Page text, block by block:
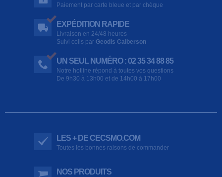
Paiement par carte bleue et par chèque
EXPÉDITION RAPIDE
Livraison en 24/48 heures
Suivi colis par Geodis Calberson
UN SEUL NUMÉRO : 02 35 34 88 85
Notre hotline répond à toutes vos questions
De 9h30 à 13h00 et de 14h00 à 17h00
LES + DE CECSMO.COM
Toutes les bonnes raisons de commander
NOS PRODUITS